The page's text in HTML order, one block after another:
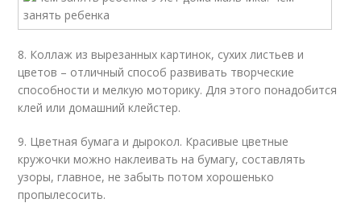
8. Коллаж из вырезанных картинок, сухих листьев и
цветов – отличный способ развивать творческие
способности и мелкую моторику. Для этого понадобится
клей или домашний клейстер.
9. Цветная бумага и дырокол. Красивые цветные
кружочки можно наклеивать на бумагу, составлять
узоры, главное, не забыть потом хорошенько
пропылесосить.